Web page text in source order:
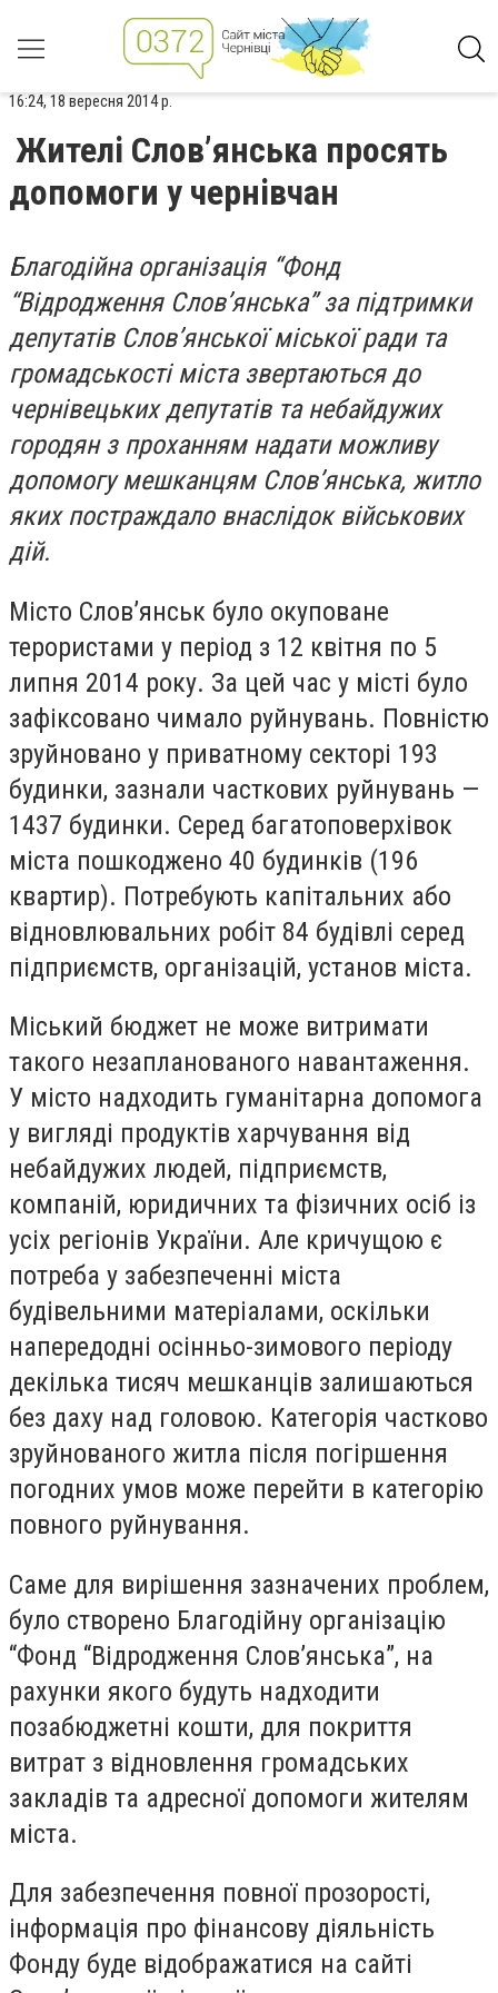
16:24, 18 вересня 2014 р.
Жителі Слов’янська просять
допомоги у чернівчан
Благодійна організація “Фонд
“Відродження Слов’янська” за підтримки
депутатів Слов’янської міської ради та
громадськості міста звертаються до
чернівецьких депутатів та небайдужих
городян з проханням надати можливу
допомогу мешканцям Слов’янська, житло
яких постраждало внаслідок військових
дій.
Місто Слов’янськ було окуповане
терористами у період з 12 квітня по 5
липня 2014 року. За цей час у місті було
зафіксовано чимало руйнувань. Повністю
зруйновано у приватному секторі 193
будинки, зазнали часткових руйнувань —
1437 будинки. Серед багатоповерхівок
міста пошкоджено 40 будинків (196
квартир). Потребують капітальних або
відновлювальних робіт 84 будівлі серед
підприємств, організацій, установ міста.
Міський бюджет не може витримати
такого незапланованого навантаження.
У місто надходить гуманітарна допомога
у вигляді продуктів харчування від
небайдужих людей, підприємств,
компаній, юридичних та фізичних осіб із
усіх регіонів України. Але кричущою є
потреба у забезпеченні міста
будівельними матеріалами, оскільки
напередодні осінньо-зимового періоду
декілька тисяч мешканців залишаються
без даху над головою. Категорія частково
зруйнованого житла після погіршення
погодних умов може перейти в категорію
повного руйнування.
Саме для вирішення зазначених проблем,
було створено Благодійну організацію
“Фонд “Відродження Слов’янська”, на
рахунки якого будуть надходити
позабюджетні кошти, для покриття
витрат з відновлення громадських
закладів та адресної допомоги жителям
міста.
Для забезпечення повної прозорості,
інформація про фінансову діяльність
Фонду буде відображатися на сайті